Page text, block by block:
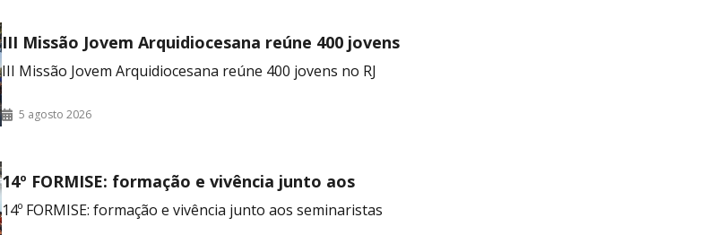
III Missão Jovem Arquidiocesana reúne 400 jovens
no RJ
III Missão Jovem Arquidiocesana reúne 400 jovens no RJ
5 agosto 2026
14º FORMISE: formação e vivência junto aos
seminaristas
14º FORMISE: formação e vivência junto aos seminaristas